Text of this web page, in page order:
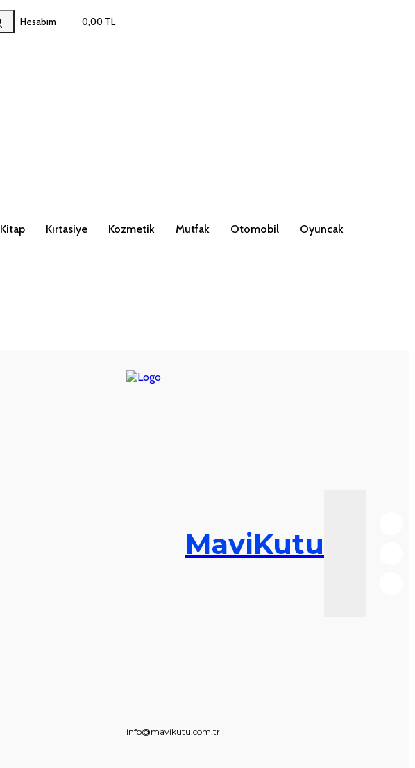
Hesabım 0,00 TL
Kitap Kırtasiye Kozmetik Mutfak Otomobil Oyuncak
MaviKutu
info@mavikutu.com.tr